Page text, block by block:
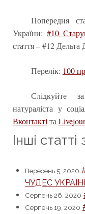
Попередня
України: #10
стаття – #12
Перелік: 100
Слідкуйте
натураліста у
Вконтакті та
Інші
Вересень 5, 2020
ЧУДЕС
Серпень 26, 2020
Серпень 19, 2020